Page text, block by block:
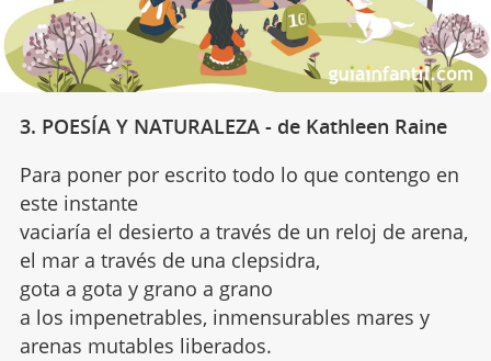
3. POESÍA Y NATURALEZA - de Kathleen Raine
Para poner por escrito todo lo que contengo en
este instante
vaciaría el desierto a través de un reloj de arena,
el mar a través de una clepsidra,
gota a gota y grano a grano
a los impenetrables, inmensurables mares y
arenas mutables liberados.